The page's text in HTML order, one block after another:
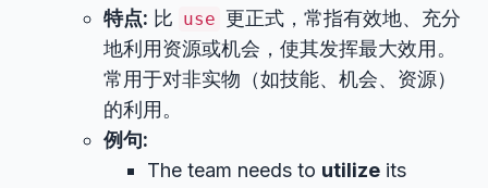
特点: 比 use 更正式，常指有效地、充分
地利用资源或机会，使其发挥最大效用。
常用于对非实物（如技能、机会、资源）
的利用。
例句:
The team needs to utilize its